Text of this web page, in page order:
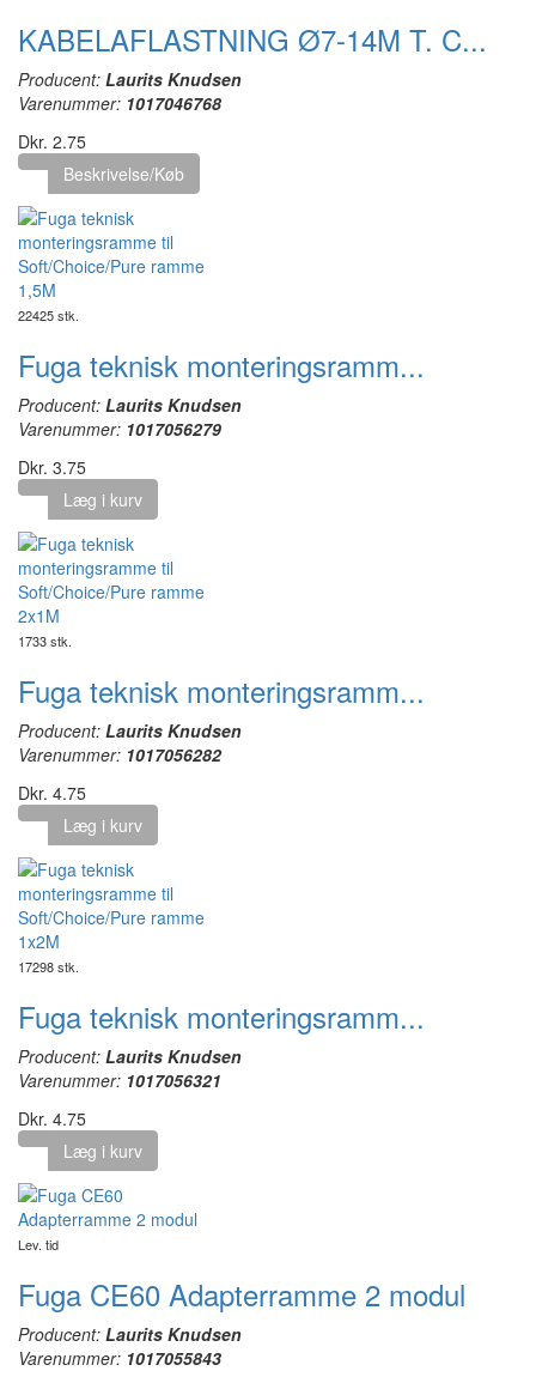
KABELAFLASTNING Ø7-14M T. C...
Producent: Laurits Knudsen
Varenummer: 1017046768
Dkr. 2.75
Beskrivelse/Køb
22425 stk.
Fuga teknisk monteringsramm...
Producent: Laurits Knudsen
Varenummer: 1017056279
Dkr. 3.75
Læg i kurv
1733 stk.
Fuga teknisk monteringsramm...
Producent: Laurits Knudsen
Varenummer: 1017056282
Dkr. 4.75
Læg i kurv
17298 stk.
Fuga teknisk monteringsramm...
Producent: Laurits Knudsen
Varenummer: 1017056321
Dkr. 4.75
Læg i kurv
Lev. tid
Fuga CE60 Adapterramme 2 modul
Producent: Laurits Knudsen
Varenummer: 1017055843